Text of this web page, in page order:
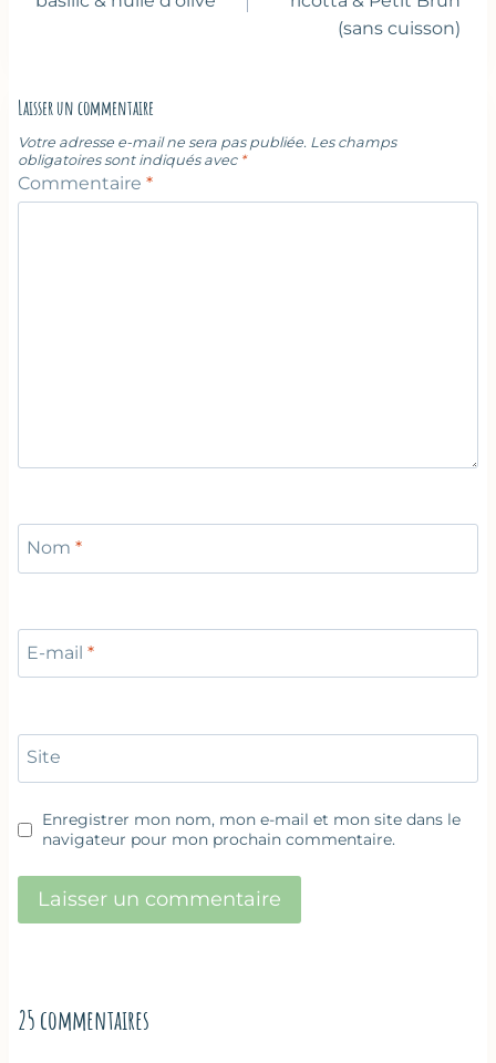
l’article
(sans cuisson)
Laisser un commentaire
Votre adresse e-mail ne sera pas publiée. Les champs
obligatoires sont indiqués avec *
Commentaire *
Nom *
E-mail *
Site
Enregistrer mon nom, mon e-mail et mon site dans le
navigateur pour mon prochain commentaire.
25 commentaires